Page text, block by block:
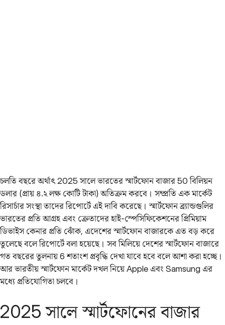
চলতি বছরে অর্থাৎ 2025 সালে ভারতের স্মার্টফোন বাজার 50 বিলিয়ন
ডলার (প্রায় ৪.২ লক্ষ কোটি টাকা) অতিক্রম করবে। সম্প্রতি এক মার্কেট
রিসার্চার সংস্থা তাদের রিপোর্টে এই দাবি করেছে। স্মার্টফোন ব্র্যান্ডগুলির
ভারতের প্রতি আগ্রহ এবং ক্রেতাদের হাই-স্পেসিফিকেশনের প্রিমিয়াম
ডিভাইস কেনার প্রতি ঝোঁক, এদেশের স্মার্টফোন বাজারকে এত বড় করে
তুলেছে বলে রিপোর্টে বলা হয়েছে। সব মিলিয়ে দেশের স্মার্টফোন বাজারে
গত বছরের তুলনায় 6 শতাংশ প্রবৃদ্ধি দেখা যাবে হবে বলে আশা করা হচ্ছে।
আর ভারতীয় স্মার্টফোন মার্কেট দখল নিয়ে Apple এবং Samsung এর
মধ্যে প্রতিযোগিতা চলবে।
2025 সালে স্মার্টফোনের বাজার